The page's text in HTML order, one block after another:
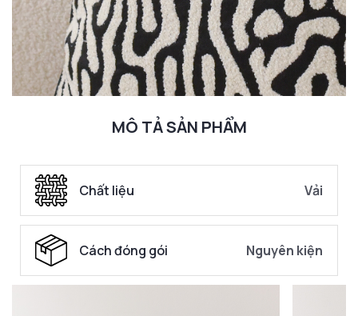
MÔ TẢ SẢN PHẨM
Chất liệu Vải
Cách đóng gói Nguyên kiện